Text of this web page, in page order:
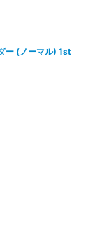
ー (ノーマル) 1st